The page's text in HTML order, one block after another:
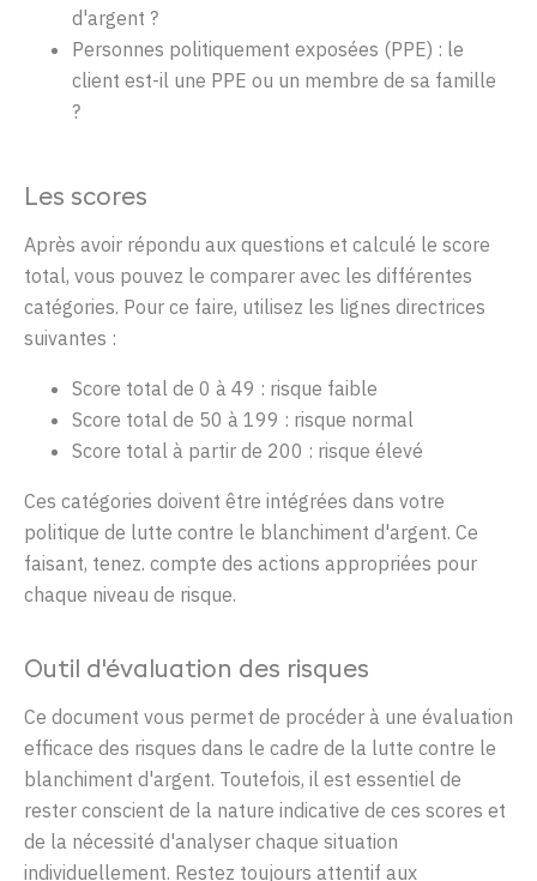
d'argent ?
Personnes politiquement exposées (PPE) : le
client est-il une PPE ou un membre de sa famille
?
Les scores
Après avoir répondu aux questions et calculé le score
total, vous pouvez le comparer avec les différentes
catégories. Pour ce faire, utilisez les lignes directrices
suivantes :
Score total de 0 à 49 : risque faible
Score total de 50 à 199 : risque normal
Score total à partir de 200 : risque élevé
Ces catégories doivent être intégrées dans votre
politique de lutte contre le blanchiment d'argent. Ce
faisant, tenez. compte des actions appropriées pour
chaque niveau de risque.
Outil d'évaluation des risques
Ce document vous permet de procéder à une évaluation
efficace des risques dans le cadre de la lutte contre le
blanchiment d'argent. Toutefois, il est essentiel de
rester conscient de la nature indicative de ces scores et
de la nécessité d'analyser chaque situation
individuellement. Restez toujours attentif aux